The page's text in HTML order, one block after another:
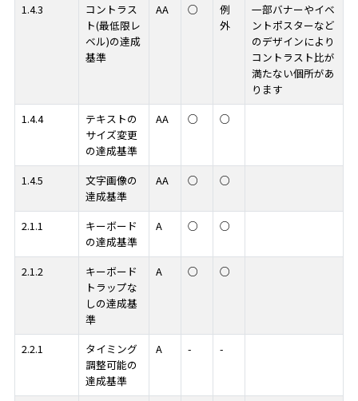
1.4.3
コントラス
ト(最低限レ
ベル)の達成
基準
AA ○
例
外
一部バナーやイベ
ントポスターなど
のデザインにより
コントラスト比が
満たない個所があ
ります
1.4.4
テキストの
サイズ変更
の達成基準
AA ○ ○
1.4.5
文字画像の
達成基準
AA ○ ○
2.1.1
キーボード
の達成基準
A ○ ○
2.1.2
キーボード
トラップな
しの達成基
準
A ○ ○
2.2.1
タイミング
調整可能の
達成基準
A - -